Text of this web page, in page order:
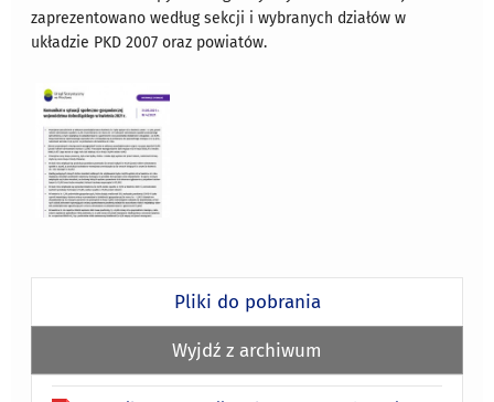
zaprezentowano według sekcji i wybranych działów w
układzie PKD 2007 oraz powiatów.
Pliki do pobrania
Wyjdź z archiwum